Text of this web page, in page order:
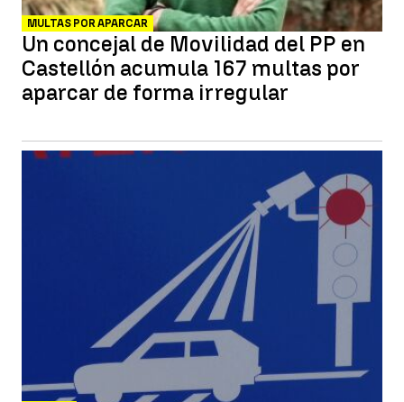
MULTAS POR APARCAR
Un concejal de Movilidad del PP en
Castellón acumula 167 multas por
aparcar de forma irregular